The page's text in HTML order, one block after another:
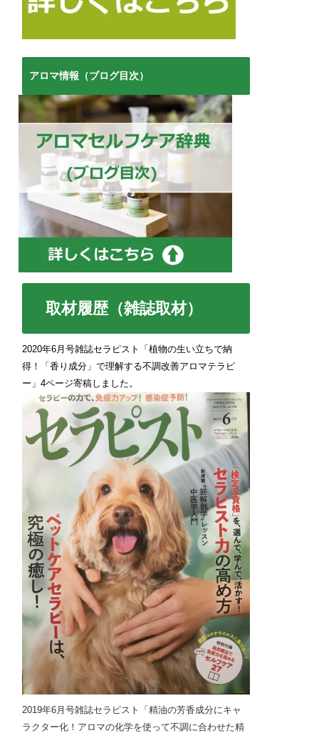
アロマ情報（ブログ目次）
取材履歴（雑誌取材）
2020年6月号雑誌セラピスト「植物の生い立ちで納
得！「香り成分」で理解する不調改善アロマテラピ
ー」4ページ寄稿しました。
2019年6月号雑誌セラピスト「精油の芳香成分にキャ
ラクター化！アロマの化学を使って不調に合わせた精